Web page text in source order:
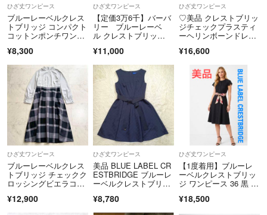
ひざ丈ワンピース
ブルーレーベルクレス
トブリッジ コンパクト
コットンポンチワンピ
¥8,300
ひざ丈ワンピース
【定価3万6千】バーバ
リー ブルーレーベ
ル クレストブリッ
¥11,000
ひざ丈ワンピース
♡美品 クレストブリッ
ジチェックプラスティ
ーヘリンボーンドレス
¥16,600
ひざ丈ワンピース
ブルーレーベルクレス
トブリッジ チェックク
ロッシングビエラコン
¥12,900
ひざ丈ワンピース
美品 BLUE LABEL CR
ESTBRIDGE ブルーレ
ーベルクレストブリッ
ース 38 M ブラック 黒
¥8,780
ひざ丈ワンピース
【1度着用】ブルーレ
ーベルクレストブリッ
ジ ワンピース 36 黒 チ
¥18,500